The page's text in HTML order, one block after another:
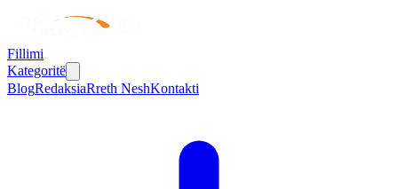
Fillimi
Kategoritë
BlogRedaksiaRreth NeshKontakti